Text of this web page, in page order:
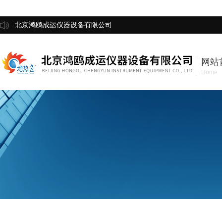
北京鸿鸥成运仪器设备有限公司
网站
Home